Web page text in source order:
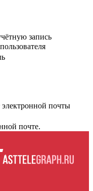
запись
почты
почте.